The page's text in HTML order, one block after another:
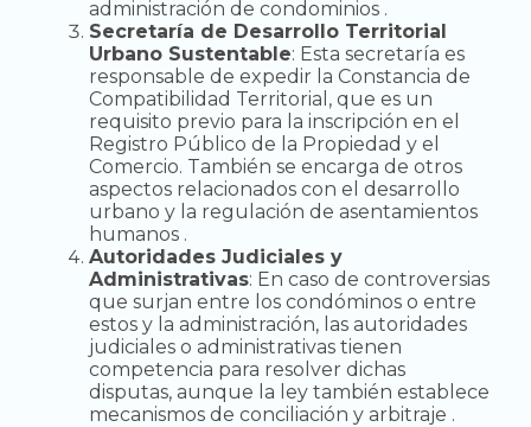
administración de condominios .
Secretaría de Desarrollo Territorial
Urbano Sustentable: Esta secretaría es
responsable de expedir la Constancia de
Compatibilidad Territorial, que es un
requisito previo para la inscripción en el
Registro Público de la Propiedad y el
Comercio. También se encarga de otros
aspectos relacionados con el desarrollo
urbano y la regulación de asentamientos
humanos .
Autoridades Judiciales y
Administrativas: En caso de controversias
que surjan entre los condóminos o entre
estos y la administración, las autoridades
judiciales o administrativas tienen
competencia para resolver dichas
disputas, aunque la ley también establece
mecanismos de conciliación y arbitraje .